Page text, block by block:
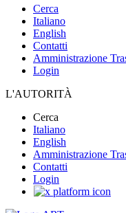
Cerca
Italiano
English
Contatti
Amministrazione
Login
L'AUTORITÀ
Cerca
Italiano
English
Amministrazione
Contatti
Login